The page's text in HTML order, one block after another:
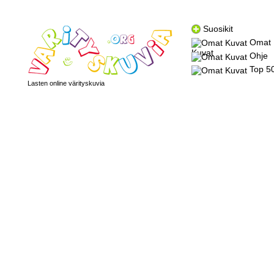
Lasten online värityskuvia
Suosikit
Omat
Kuvat
Ohje
Top